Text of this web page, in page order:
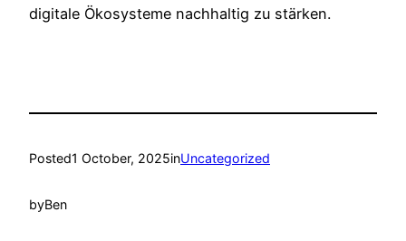
digitale Ökosysteme nachhaltig zu stärken.
Posted1 October, 2025inUncategorized
byBen